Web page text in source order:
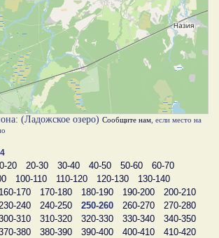
(Ладожское озеро) Сообщите нам , если место на
20 20-30 30-40 40-50 50-60
60-70
100-110 110-120 120-130
130-140
160-170 170-180 180-190 190-200
200-210
230-240 240-250 250-260 260-270
270-280
310 310-320 320-330 330-340
340-350
380 380-390 390-400 400-410
410-420